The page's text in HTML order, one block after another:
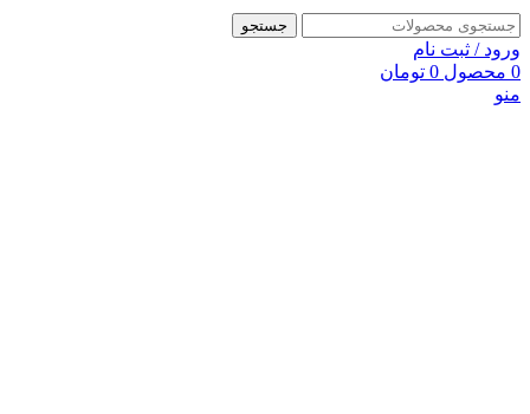
جستجو
ورود / ثبت نام
0 محصول 0 تومان
منو